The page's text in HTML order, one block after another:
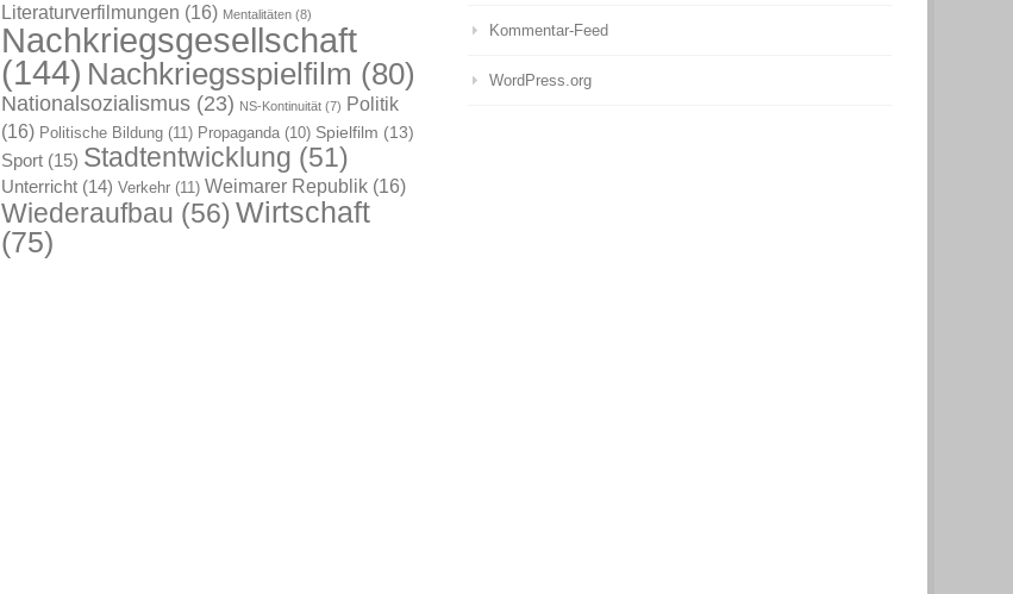
Literaturverfilmungen (16) Mentalitäten (8)
Nachkriegsgesellschaft
(144) Nachkriegsspielfilm (80)
Nationalsozialismus (23) NS-Kontinuität (7) Politik
(16) Politische Bildung (11) Propaganda (10) Spielfilm (13)
Sport (15) Stadtentwicklung (51)
Unterricht (14) Verkehr (11) Weimarer Republik (16)
Wiederaufbau (56)Wirtschaft
(75)
Kommentar-Feed
WordPress.org